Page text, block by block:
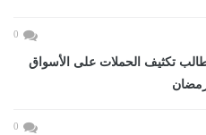
0
مطالب تكثيف الحملات على الأسواق
0